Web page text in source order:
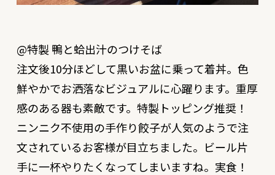
@特製 鴨と蛤出汁のつけそば
注文後10分ほどして黒いお盆に乗って着丼。色
鮮やかでお洒落なビジュアルに心躍ります。重厚
感のある器も素敵です。特製トッピング推奨！
ニンニク不使用の手作り餃子が人気のようで注
文されているお客様が目立ちました。ビール片
手に一杯やりたくなってしまいますね。実食！